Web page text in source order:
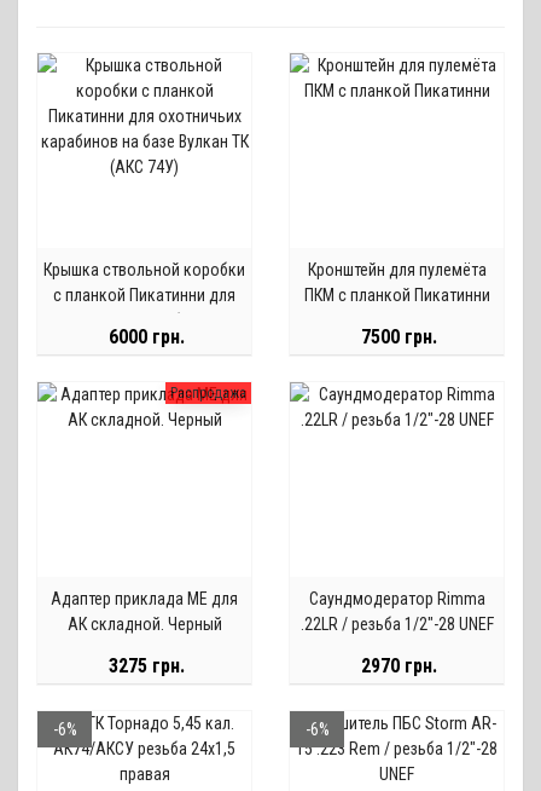
Крышка ствольной коробки
с планкой Пикатинни для
базе Вулкан ТК (АКС 74У)
6000 грн.
Кронштейн для пулемёта
ПКМ с планкой Пикатинни
7500 грн.
Распродажа
Адаптер приклада МЕ для
АК складной. Черный
3275 грн.
Саундмодератор Rimma
.22LR / резьба 1/2"-28 UNEF
2970 грн.
-6% -6%